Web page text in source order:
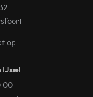
op
IJssel
00